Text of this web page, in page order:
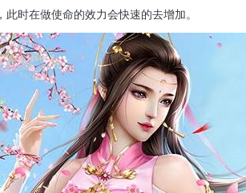
时在做使命的效力会快速的去增加。